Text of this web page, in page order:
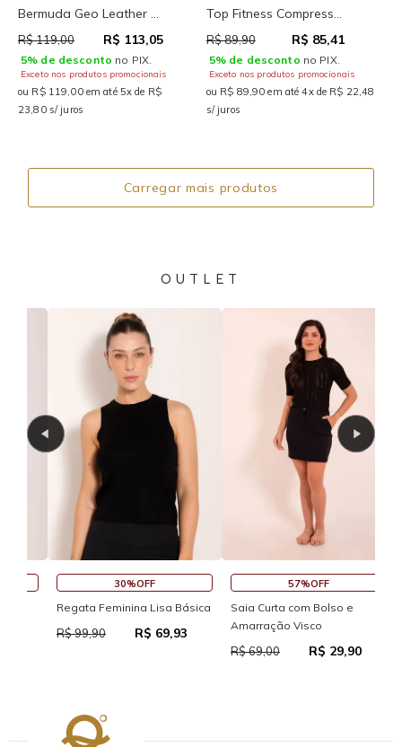
Bermuda Geo Leather ...
R$ 119,00 R$ 113,05
5% de desconto no PIX.
Exceto nos produtos promocionais
ou R$ 119,00 em até 5x de R$
23,80 s/ juros
Top Fitness Compress...
R$ 89,90 R$ 85,41
5% de desconto no PIX.
Exceto nos produtos promocionais
ou R$ 89,90 em até 4x de R$ 22,48
s/ juros
Carregar mais produtos
OUTLET
30%OFF
Regata Feminina Lisa Básica
R$ 99,90 R$ 69,93
57%OFF
Saia Curta com Bolso e
Amarração Visco
R$ 69,00 R$ 29,90